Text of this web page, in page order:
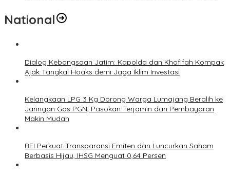
National
Dialog Kebangsaan Jatim: Kapolda dan Khofifah Kompak
Ajak Tangkal Hoaks demi Jaga Iklim Investasi
Kelangkaan LPG 3 Kg Dorong Warga Lumajang Beralih ke
Jaringan Gas PGN, Pasokan Terjamin dan Pembayaran
Makin Mudah
BEI Perkuat Transparansi Emiten dan Luncurkan Saham
Berbasis Hijau, IHSG Menguat 0,64 Persen